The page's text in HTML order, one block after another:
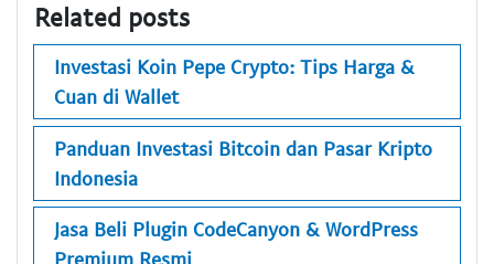
Related posts
Investasi Koin Pepe Crypto: Tips Harga &
Cuan di Wallet
Panduan Investasi Bitcoin dan Pasar Kripto
Indonesia
Jasa Beli Plugin CodeCanyon & WordPress
Premium Resmi